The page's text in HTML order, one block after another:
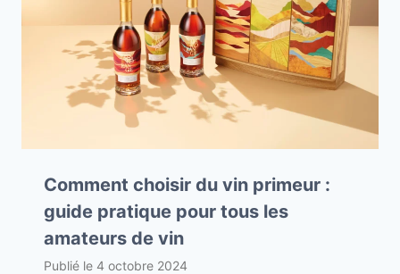
Comment choisir du vin primeur :
guide pratique pour tous les
amateurs de vin
Publié le 4 octobre 2024